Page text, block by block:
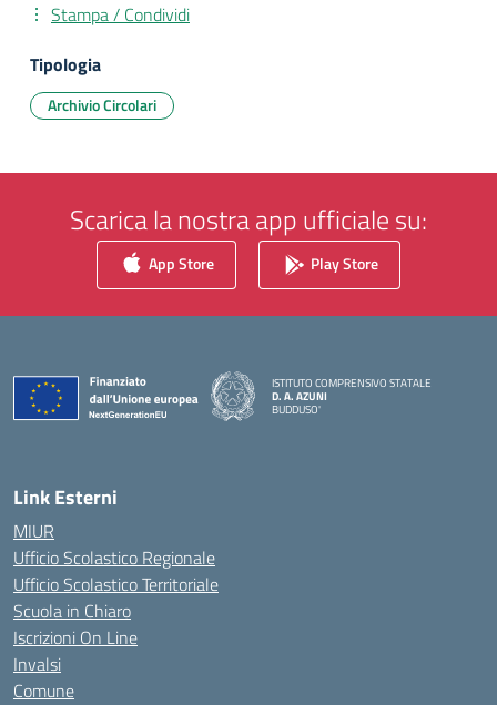
Stampa / Condividi
Tipologia
Archivio Circolari
Scarica la nostra app ufficiale su:
App Store Play Store
ISTITUTO COMPRENSIVO STATALE
D. A. AZUNI
BUDDUSO'
Link Esterni
MIUR
Ufficio Scolastico Regionale
Ufficio Scolastico Territoriale
Scuola in Chiaro
Iscrizioni On Line
Invalsi
Comune